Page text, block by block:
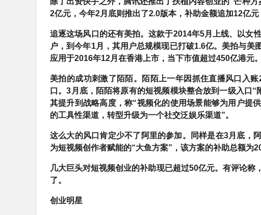
2亿元，今年2月底则推出了2.0版本，补助金额追加12亿元
追逐这场风口的还有美拍。这款于2014年5月上线、以女
户，到今年1月，其用户总规模现已打破1.6亿。美拍与
应用于2016年12月在香港上市，当下市值超过450亿港元。
美拍的成功刺激了陌陌。
陌陌上一年因抓住直播风口入
口。3月底，陌陌将原有的短视频模块整合放到一级入口
其提升到战略高度，称“视频化的使用场景能够为用户提
的工具性渠道，转型升级为一个社交泛娱乐渠道”。
这么大的风口肯定少不了阿里的参加。 同样是在3月底，
为短视频创作者赋能的“大鱼方案”，该方案的补助总额为
几大巨头对短视频创业的补助现已超过50亿元。有评论
了。
创业明星